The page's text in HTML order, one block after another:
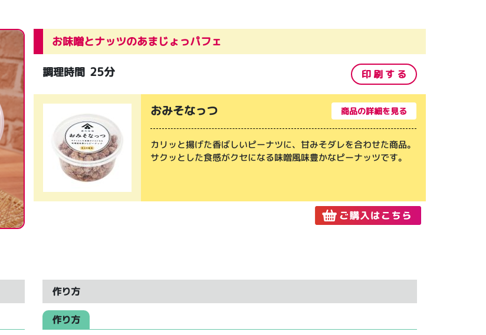
お味噌とナッツのあまじょっパフェ
調理時間 25分 印 刷 す る
おみそなっつ 商品の詳細を見る
カリッと揚げた香ばしいピーナツに、甘みそダレを合わせた商品。
サクッとした食感がクセになる味噌風味豊かなピーナッツです。
作り方
作り方